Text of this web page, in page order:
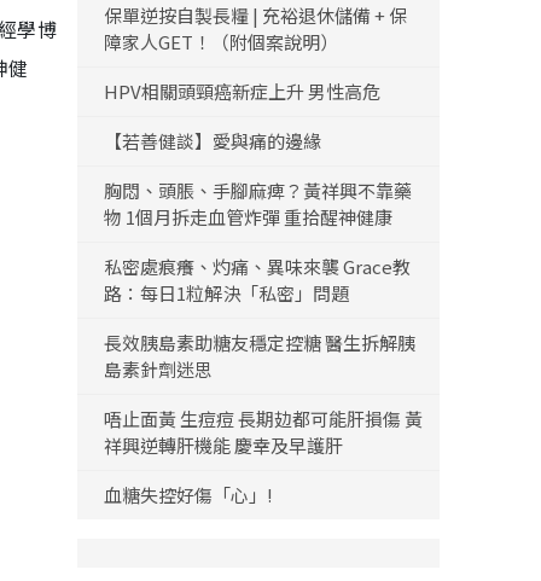
學博
健
保單逆按自製長糧 | 充裕退休儲備 + 保
障家人GET！（附個案說明）
HPV相關頭頸癌新症上升 男性高危
【若善健談】愛與痛的邊緣
胸悶、頭脹、手腳麻痺？黃祥興不靠藥
物 1個月拆走血管炸彈 重拾醒神健康
私密處痕癢、灼痛、異味來襲 Grace教
路：每日1粒解決「私密」問題
長效胰島素助糖友穩定控糖 醫生拆解胰
島素針劑迷思
唔止面黃 生痘痘 長期攰都可能肝損傷 黃
祥興逆轉肝機能 慶幸及早護肝
血糖失控好傷「心」!